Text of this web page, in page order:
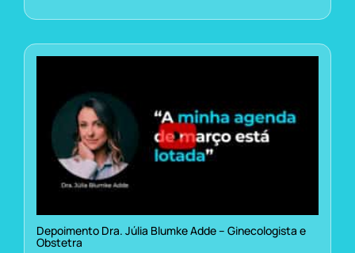
Depoimento Dra. Júlia Blumke Adde – Ginecologista e
Obstetra